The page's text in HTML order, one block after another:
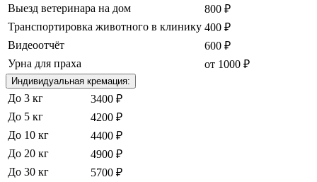
Выезд ветеринара на дом
800 ₽
Транспортировка животного в клинику 400 ₽
Видеоотчёт
600 ₽
Урна для праха
от 1000 ₽
Индивидуальная кремация:
До 3 кг
3400 ₽
До 5 кг
4200 ₽
До 10 кг
4400 ₽
До 20 кг
4900 ₽
До 30 кг
5700 ₽